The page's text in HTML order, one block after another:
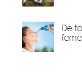
De